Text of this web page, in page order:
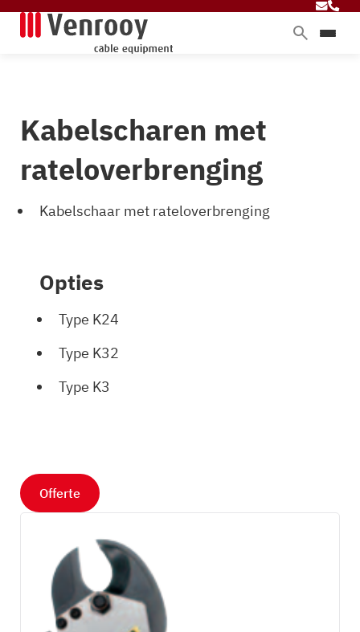
Diensten
Branches
Over ons
Blog
Kabelscharen met
rateloverbrenging
Kabelschaar met rateloverbrenging
Opties
Type K24
Type K32
Type K3
Offerte